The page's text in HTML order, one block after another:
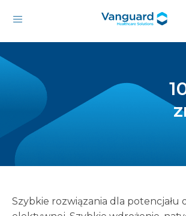
Szybkie rozwiązania dla potencjału